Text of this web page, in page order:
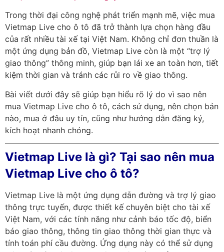
Trong thời đại công nghệ phát triển mạnh mẽ, việc mua
Vietmap Live cho ô tô đã trở thành lựa chọn hàng đầu
của rất nhiều tài xế tại Việt Nam. Không chỉ đơn thuần là
một ứng dụng bản đồ, Vietmap Live còn là một “trợ lý
giao thông” thông minh, giúp bạn lái xe an toàn hơn, tiết
kiệm thời gian và tránh các rủi ro về giao thông.
Bài viết dưới đây sẽ giúp bạn hiểu rõ lý do vì sao nên
mua Vietmap Live cho ô tô, cách sử dụng, nên chọn bản
nào, mua ở đâu uy tín, cũng như hướng dẫn đăng ký,
kích hoạt nhanh chóng.
Vietmap Live là gì? Tại sao nên mua
Vietmap Live cho ô tô?
Vietmap Live là một ứng dụng dẫn đường và trợ lý giao
thông trực tuyến, được thiết kế chuyên biệt cho tài xế
Việt Nam, với các tính năng như cảnh báo tốc độ, biển
báo giao thông, thông tin giao thông thời gian thực và
tính toán phí cầu đường. Ứng dụng này có thể sử dụng